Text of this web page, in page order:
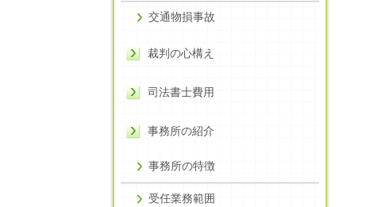
交通物損事故
裁判の心構え
司法書士費用
事務所の紹介
事務所の特徴
受任業務範囲